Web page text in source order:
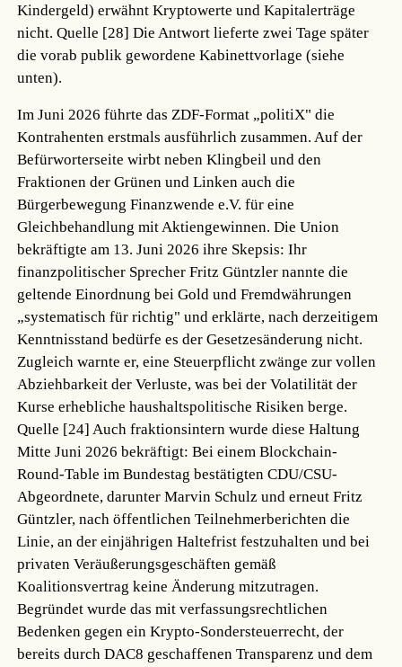
Kindergeld) erwähnt Kryptowerte und Kapitalerträge
nicht.Quelle [28] Die Antwort lieferte zwei Tage später
die vorab publik gewordene Kabinettvorlage (siehe
unten).
Im Juni 2026 führte das ZDF-Format „politiX" die
Kontrahenten erstmals ausführlich zusammen. Auf der
Befürworterseite wirbt neben Klingbeil und den
Fraktionen der Grünen und Linken auch die
Bürgerbewegung Finanzwende e.V. für eine
Gleichbehandlung mit Aktiengewinnen. Die Union
bekräftigte am 13. Juni 2026 ihre Skepsis: Ihr
finanzpolitischer Sprecher Fritz Güntzler nannte die
geltende Einordnung bei Gold und Fremdwährungen
„systematisch für richtig" und erklärte, nach derzeitigem
Kenntnisstand bedürfe es der Gesetzesänderung nicht.
Zugleich warnte er, eine Steuerpflicht zwänge zur vollen
Abziehbarkeit der Verluste, was bei der Volatilität der
Kurse erhebliche haushaltspolitische Risiken berge.
Quelle [24] Auch fraktionsintern wurde diese Haltung
Mitte Juni 2026 bekräftigt: Bei einem Blockchain-
Round-Table im Bundestag bestätigten CDU/CSU-
Abgeordnete, darunter Marvin Schulz und erneut Fritz
Güntzler, nach öffentlichen Teilnehmerberichten die
Linie, an der einjährigen Haltefrist festzuhalten und bei
privaten Veräußerungsgeschäften gemäß
Koalitionsvertrag keine Änderung mitzutragen.
Begründet wurde das mit verfassungsrechtlichen
Bedenken gegen ein Krypto-Sondersteuerrecht, der
bereits durch DAC8 geschaffenen Transparenz und dem